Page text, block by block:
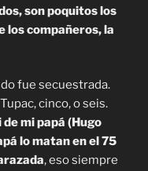
son poquitos los
los compañeros, la
fue secuestrada.
cinco, o seis.
mi papá (Hugo
lo matan en el 75
, eso siempre